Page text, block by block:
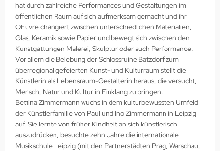
hat durch zahlreiche Performances und Gestaltungen im
öffentlichen Raum auf sich aufmerksam gemacht und ihr
OEuvre changiert zwischen unterschiedlichen Materialien,
Glas, Keramik sowie Papier und bewegt sich zwischen den
Kunstgattungen Malerei, Skulptur oder auch Performance.
Vor allem die Belebung der Schlossruine Batzdorf zum
überregional gefeierten Kunst- und Kulturraum stellt die
Künstlerin als Lebensraum-Gestalterin heraus, die versucht,
Mensch, Natur und Kultur in Einklang zu bringen.
Bettina Zimmermann wuchs in dem kulturbewussten Umfeld
der Künstlerfamilie von Paul und Ino Zimmermann in Leipzig
auf. Sie lernte von früher Kindheit an sich künstlerisch
auszudrücken, besuchte zehn Jahre die internationale
Musikschule Leipzig (mit den Partnerstädten Prag, Warschau,